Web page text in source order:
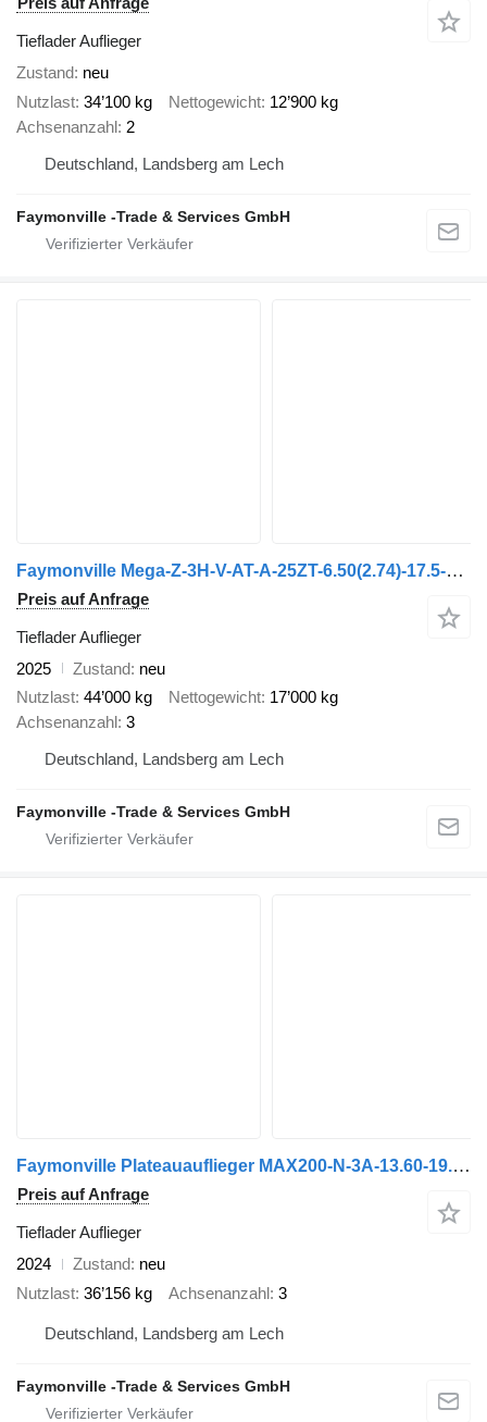
Tieflader Auflieger
Zustand
neu
Nutzlast 34’100 kg Nettogewicht 12’900 kg
Achsenanzahl 2
Deutschland, Landsberg am Lech
Faymonville -Trade & Services GmbH
Faymonville Mega-Z-3H-V-AT-A-25ZT-6.50(2.74)-17.5-2.75-PA-13
Preis auf Anfrage
Tieflader Auflieger
2025
Zustand neu
Nutzlast 44’000 kg Nettogewicht 17’000 kg
Achsenanzahl
3
Deutschland, Landsberg am Lech
Faymonville -Trade & Services GmbH
Faymonville Plateauauflieger MAX200-N-3A-13.60-19.5-2.54
Preis auf Anfrage
Tieflader Auflieger
2024
Zustand
neu
Nutzlast 36’156 kg Achsenanzahl 3
Deutschland, Landsberg am Lech
Faymonville -Trade & Services GmbH